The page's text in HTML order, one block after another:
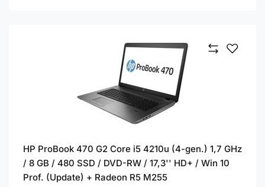
HP ProBook 470 G2 Core i5 4210u (4-gen.) 1,7 GHz
/ 8 GB / 480 SSD / DVD-RW / 17,3'' HD+ / Win 10
Prof. (Update) + Radeon R5 M255